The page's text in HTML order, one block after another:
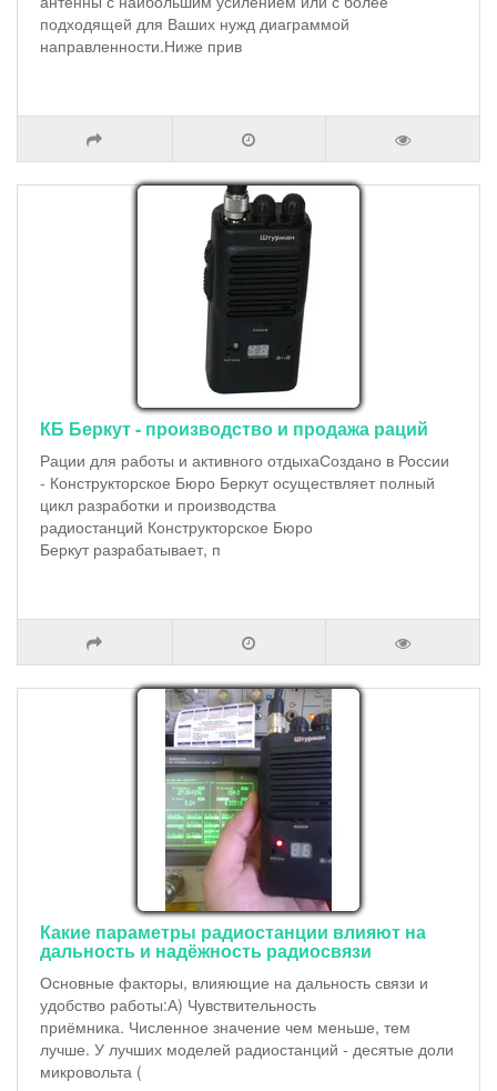
подходящей для Ваших нужд диаграммой
направленности.Ниже прив
КБ Беркут - производство и продажа раций
Рации для работы и активного отдыхаСоздано в России
- Конструкторское Бюро Беркут осуществляет полный
цикл разработки и производства
радиостанций Конструкторское Бюро
Беркут разрабатывает, п
Какие параметры радиостанции влияют на
дальность и надёжность радиосвязи
Основные факторы, влияющие на дальность связи и
удобство работы:А) Чувствительность
приёмника. Численное значение чем меньше, тем
лучше. У лучших моделей радиостанций - десятые доли
микровольта (